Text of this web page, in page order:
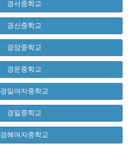
경서중학교
경신중학교
경암중학교
경운중학교
경일여자중학교
경일중학교
경혜여자중학교